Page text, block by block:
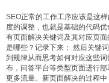
SEO正常的工作工序应该是这
度的调整，也就是基础的代码
有页面解决关键词及其对应页
是哪些？记录下来； 然后关键
到规律从而思考如何对应这些
布，问答平台等类型页面进行
更多流量。新页面解决的过程